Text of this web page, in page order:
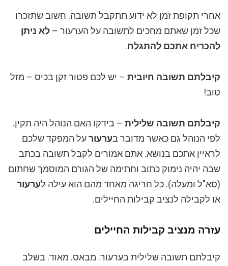
אחרי תקופת זמן לא ידוע תתקבל תשובה. חשוב שתזכרו
שכל זמן שאתם מחכים לתשובה על הערעור – לא ניתן
להכריח אתכם להתגלח.
קיבלתם תשובה חיובית – יש לכם פטור זקן בכיס – מזל
טוב!
קיבלתם תשובה שלילית – בידקו האם הנוהל היה תקין.
לפי הנוהל גם כאשר מדובר בערעורעל המפקד שלכם
לראיין אתכם בנושא. אתם אמורים לקבל תשובה בכתב
שבה יהיה נימוק כתוב וחתימה של הגורם המוסמך שחתום
(סא"ל ומעלה). כל חריגה מאחד מהם הוא עילה לערעור
או לקבילה לנציב קבילות החיילים.
עזרה מנציב קבילות החיילים
קיבלתם תשובה שלילית בערעור. מבאס. מאוד. בשלב